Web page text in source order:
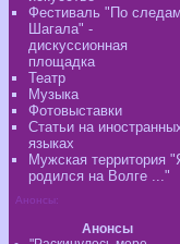
Фестиваль "По следам
Шагала" -
дискуссионная
площадка
Театр
Музыка
Фотовыставки
Статьи на
языках
Мужская территория
родился на Волге ..."
Анонсы:
Анонсы